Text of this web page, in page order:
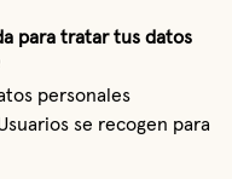
para tratar tus datos
personales
se recogen para